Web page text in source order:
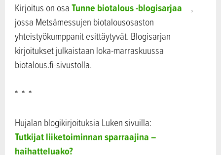
Kirjoitus on osaTunne biotalous -blogisarjaa
,
jossa Metsämessujen biotalousosaston
yhteistyökumppanit esittäytyvät. Blogisarjan
kirjoitukset julkaistaan loka-marraskuussa
biotalous.fi-sivustolla.
* * *
Hujalan blogikirjoituksia Luken sivuilla:
Tutkijat liiketoiminnan sparraajina –
haihatteluako?